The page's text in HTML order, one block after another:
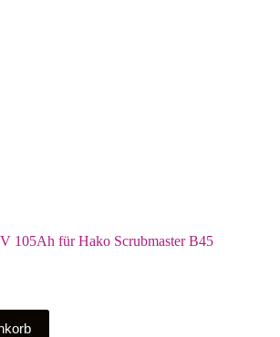
105Ah für Hako Scrubmaster B45